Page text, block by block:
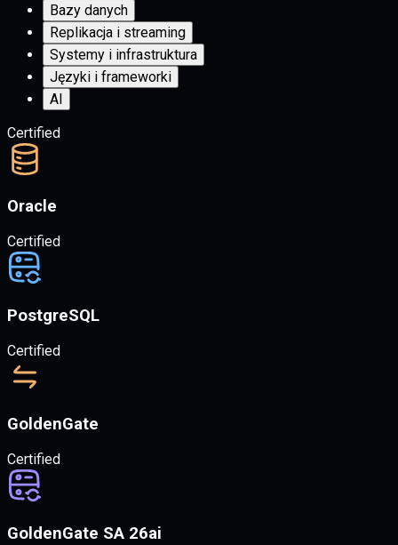
Bazy danych
Replikacja i streaming
Systemy i infrastruktura
Języki i frameworki
AI
Certified
Oracle
Certified
PostgreSQL
Certified
GoldenGate
Certified
GoldenGate SA 26ai